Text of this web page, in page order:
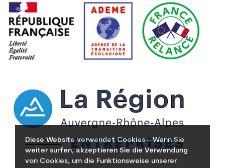
Diese Website verwendet Cookies – Wenn Sie
weiter surfen, akzeptieren Sie die Verwendung
von Cookies, um die Funktionsweise unserer